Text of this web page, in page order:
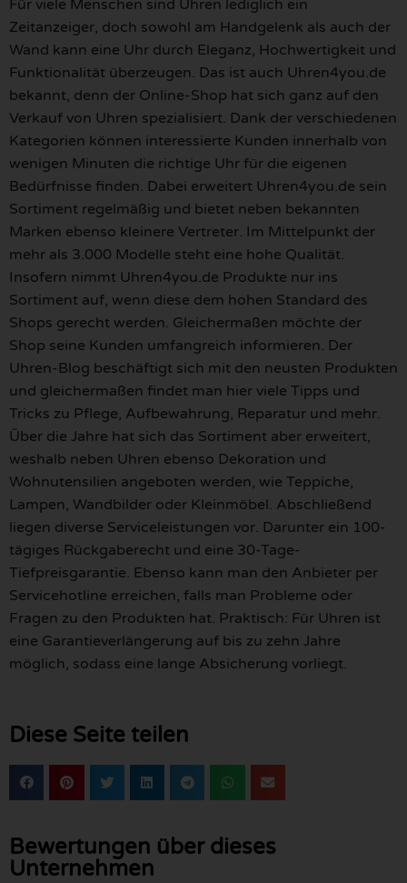
Für viele Menschen sind Uhren lediglich ein
Zeitanzeiger, doch sowohl am Handgelenk als auch der
Wand kann eine Uhr durch Eleganz, Hochwertigkeit und
Funktionalität überzeugen. Das ist auch Uhren4you.de
bekannt, denn der Online-Shop hat sich ganz auf den
Verkauf von Uhren spezialisiert. Dank der verschiedenen
Kategorien können interessierte Kunden innerhalb von
wenigen Minuten die richtige Uhr für die eigenen
Bedürfnisse finden. Dabei erweitert Uhren4you.de sein
Sortiment regelmäßig und bietet neben bekannten
Marken ebenso kleinere Vertreter. Im Mittelpunkt der
mehr als 3.000 Modelle steht eine hohe Qualität.
Insofern nimmt Uhren4you.de Produkte nur ins
Sortiment auf, wenn diese dem hohen Standard des
Shops gerecht werden. Gleichermaßen möchte der
Shop seine Kunden umfangreich informieren. Der
Uhren-Blog beschäftigt sich mit den neusten Produkten
und gleichermaßen findet man hier viele Tipps und
Tricks zu Pflege, Aufbewahrung, Reparatur und mehr.
Über die Jahre hat sich das Sortiment aber erweitert,
weshalb neben Uhren ebenso Dekoration und
Wohnutensilien angeboten werden, wie Teppiche,
Lampen, Wandbilder oder Kleinmöbel. Abschließend
liegen diverse Serviceleistungen vor. Darunter ein 100-
tägiges Rückgaberecht und eine 30-Tage-
Tiefpreisgarantie. Ebenso kann man den Anbieter per
Servicehotline erreichen, falls man Probleme oder
Fragen zu den Produkten hat. Praktisch: Für Uhren ist
eine Garantieverlängerung auf bis zu zehn Jahre
möglich, sodass eine lange Absicherung vorliegt.
Diese Seite teilen
Bewertungen über dieses
Unternehmen